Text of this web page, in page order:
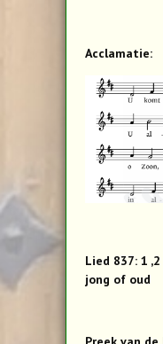
Acclamatie:
Lied 837: 1
jong of oud